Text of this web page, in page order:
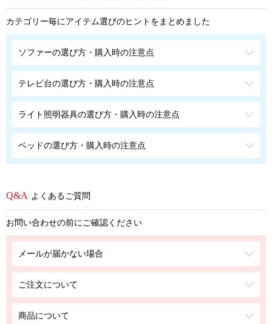
カテゴリー毎にアイテム選びのヒントをまとめました
ソファーの選び方・購入時の注意点
テレビ台の選び方・購入時の注意点
ライト照明器具の選び方・購入時の注意点
ベッドの選び方・購入時の注意点
よくあるご質問
お問い合わせの前にご確認ください
メールが届かない場合
ご注文について
商品について